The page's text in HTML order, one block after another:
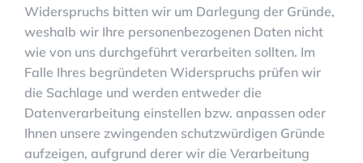
Widerspruchs bitten wir um Darlegung der Gründe,
weshalb wir Ihre personenbezogenen Daten nicht
wie von uns durchgeführt verarbeiten sollten. Im
Falle Ihres begründeten Widerspruchs prüfen wir
die Sachlage und werden entweder die
Datenverarbeitung einstellen bzw. anpassen oder
Ihnen unsere zwingenden schutzwürdigen Gründe
aufzeigen, aufgrund derer wir die Verarbeitung